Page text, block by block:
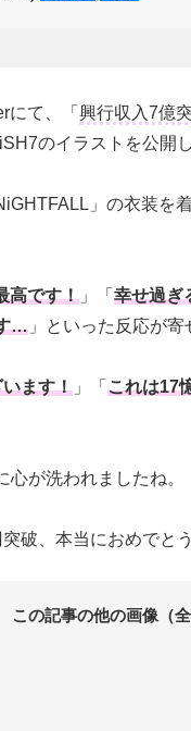
にて、「 興行収入7億
のイラストを公開し
」の衣装を
高です！ 」「 幸せ過ぎ
… 」といった反応が寄
ます！ 」「 これは17
が洗われましたね。
破、本当におめでと
この記事の他の画像（全